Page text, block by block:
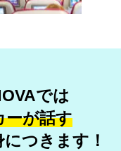
では
ーが話す
つきます！